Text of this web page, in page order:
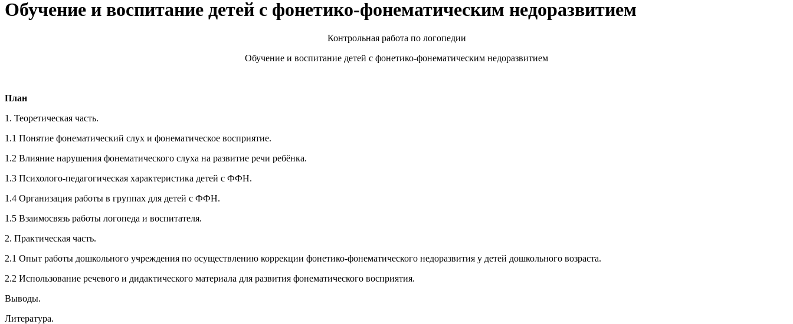
Обучение и воспитание детей с фонетико-фонематическим недоразвитием
Контрольная работа по логопедии
Обучение и воспитание детей с фонетико-фонематическим недоразвитием
План
1. Теоретическая часть.
1.1 Понятие фонематический слух и фонематическое восприятие.
1.2 Влияние нарушения фонематического слуха на развитие речи ребёнка.
1.3 Психолого-педагогическая характеристика детей с ФФН.
1.4 Организация работы в группах для детей с ФФН.
1.5 Взаимосвязь работы логопеда и воспитателя.
2. Практическая часть.
2.1 Опыт работы дошкольного учреждения по осуществлению коррекции фонетико-фонематического недоразвития у детей дошкольного возраста.
2.2 Использование речевого и дидактического материала для развития фонематического восприятия.
Выводы.
Литература.